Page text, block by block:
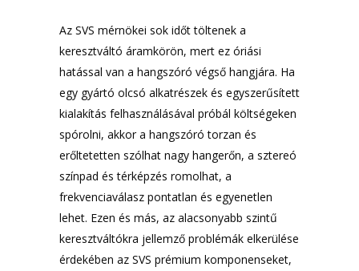
Az SVS mérnökei sok időt töltenek a
keresztváltó áramkörön, mert ez óriási
hatással van a hangszóró végső hangjára. Ha
egy gyártó olcsó alkatrészek és egyszerűsített
kialakítás felhasználásával próbál költségeken
spórolni, akkor a hangszóró torzan és
erőltetetten szólhat nagy hangerőn, a sztereó
színpad és térképzés romolhat, a
frekvenciaválasz pontatlan és egyenetlen
lehet. Ezen és más, az alacsonyabb szintű
keresztváltókra jellemző problémák elkerülése
érdekében az SVS prémium komponenseket,